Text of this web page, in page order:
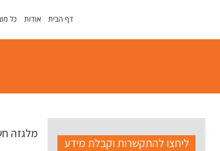
דף הבית אודות כל
מלגזה
ליחצו להתקשרות וקבלת מידע